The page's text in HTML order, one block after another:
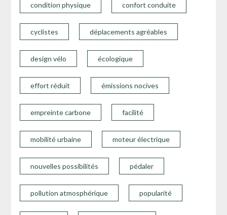
condition physique confort conduite
cyclistes déplacements agréables
design vélo écologique
effort réduit émissions nocives
empreinte carbone facilité
mobilité urbaine moteur électrique
nouvelles possibilités pédaler
pollution atmosphérique popularité